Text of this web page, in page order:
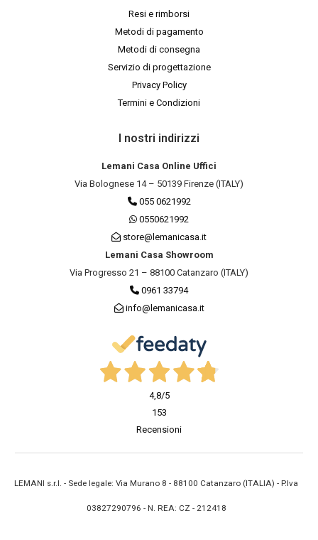
Resi e rimborsi
Metodi di pagamento
Metodi di consegna
Servizio di progettazione
Privacy Policy
Termini e Condizioni
I nostri indirizzi
Lemani Casa Online Uffici
Via Bolognese 14 – 50139 Firenze (ITALY)
055 0621992
0550621992
store@lemanicasa.it
Lemani Casa Showroom
Via Progresso 21 – 88100 Catanzaro (ITALY)
0961 33794
info@lemanicasa.it
4,8/5
153
Recensioni
LEMANI s.r.l. - Sede legale: Via Murano 8 - 88100 Catanzaro (ITALIA) - P.Iva
03827290796 - N. REA: CZ - 212418